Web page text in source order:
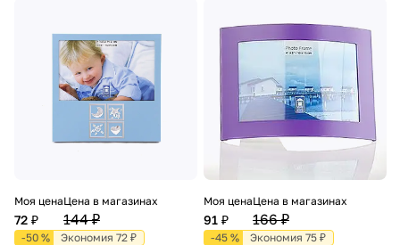
Моя цена
72 ₽
Цена в магазинах
144 ₽
-50 % Экономия 72 ₽
Моя цена
91 ₽
Цена в магазинах
166 ₽
-45 % Экономия 75 ₽